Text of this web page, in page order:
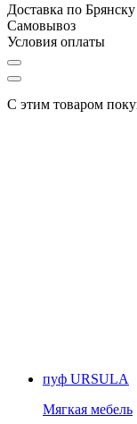
Доставка по Брянску
Самовывоз
Условия оплаты
С этим товаром
пуф URSULA
Мягкая мебель